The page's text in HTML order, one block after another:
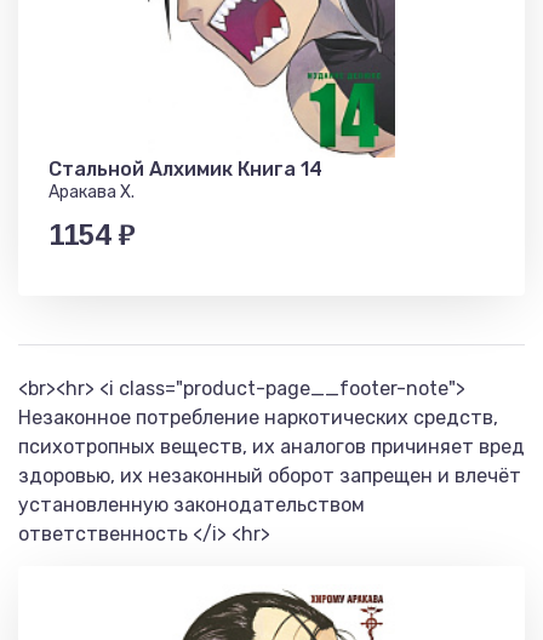
Стальной Алхимик Книга 14
Аракава Х.
1154 ₽
<br><hr> <i class="product-page__footer-note">
Незаконное потребление наркотических средств,
психотропных веществ, их аналогов причиняет вред
здоровью, их незаконный оборот запрещен и влечёт
установленную законодательством
ответственность </i> <hr>